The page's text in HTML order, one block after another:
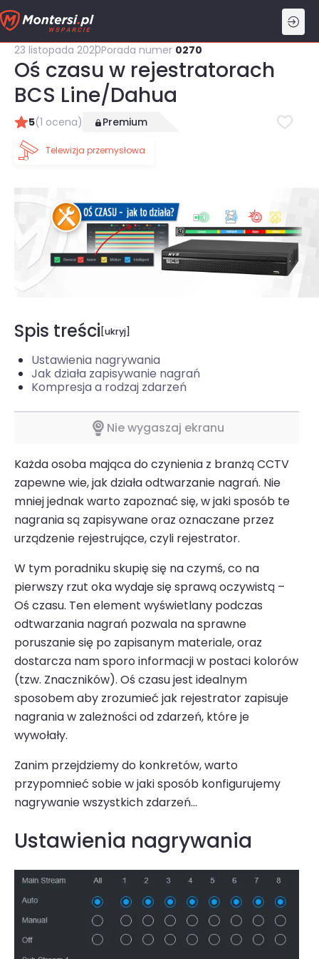
Przejdź
do
treści23 listopada 2020Porada numer 0270
Oś czasu w rejestratorach
BCS Line/Dahua
5(1 ocena) Premium
Telewizja przemysłowa
Spis treści
Ustawienia nagrywania
Jak działa zapisywanie nagrań
Kompresja a rodzaj zdarzeń
Nie wygaszaj ekranu
Każda osoba mająca do czynienia z branżą CCTV
zapewne wie, jak działa odtwarzanie nagrań. Nie
mniej jednak warto zapoznać się, w jaki sposób te
nagrania są zapisywane oraz oznaczane przez
urządzenie rejestrujące, czyli rejestrator.
W tym poradniku skupię się na czymś, co na
pierwszy rzut oka wydaje się sprawą oczywistą –
Oś czasu. Ten element wyświetlany podczas
odtwarzania nagrań pozwala na sprawne
poruszanie się po zapisanym materiale, oraz
dostarcza nam sporo informacji w postaci kolorów
(tzw. Znaczników). Oś czasu jest idealnym
sposobem aby zrozumieć jak rejestrator zapisuje
nagrania w zależności od zdarzeń, które je
wywołały.
Zanim przejdziemy do konkretów, warto
przypomnieć sobie w jaki sposób konfigurujemy
nagrywanie wszystkich zdarzeń…
Ustawienia nagrywania